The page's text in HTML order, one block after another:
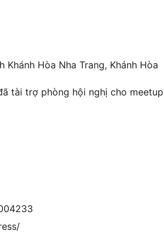
Khánh Hòa Nha Trang, Khánh Hòa
tài trợ phòng hội nghị cho